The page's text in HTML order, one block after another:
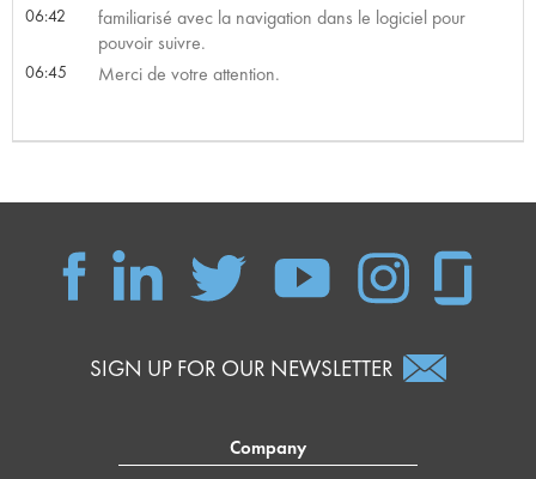
06:42
familiarisé avec la navigation dans le logiciel pour
pouvoir suivre.
06:45 Merci de votre attention.
SIGN UP FOR OUR NEWSLETTER
Company